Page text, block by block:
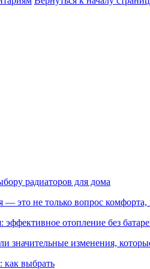
— это не только вопрос комфорта,
значительные изменения,